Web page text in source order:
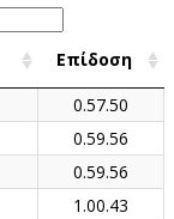
Επίδοση
0.57.50
0.59.56
0.59.56
1.00.43